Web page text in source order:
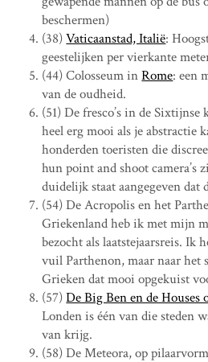
beschermen)
(38)Vaticaanstad, Italië:
geestelijken per vierkante
(44) Colosseum inRome: een
van de oudheid.
(51) De fresco’s in de Sixtijnse
heel erg mooi als je abstractie
honderden toeristen die
hun point and shoot
duidelijk staat aangegeven dat
(54) De Acropolis en het
Griekenland heb ik met mijn
bezocht als laatstejaarsreis. Ik
vuil Parthenon, maar naar het
Grieken dat mooi opgekuist
(57)De Big Ben en de
Londen is één van die steden
van krijg.
(58) De Meteora, op